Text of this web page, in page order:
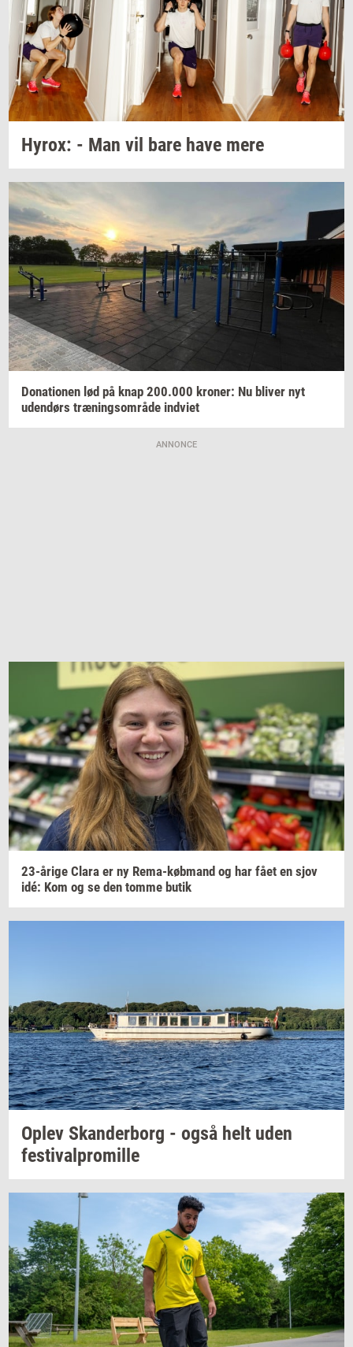
Hyrox: - Man vil bare have mere
Do­na­tio­nen lød på knap 200.000 kro­ner: Nu bli­ver nyt
uden­dørs træ­nings­om­rå­de ind­vi­et
ANNONCE
23-​årige Clara er ny Rema-​købmand og har fået en sjov
idé: Kom og se den tomme butik
Oplev Skan­der­borg - også helt uden
festi­val­pro­mil­le